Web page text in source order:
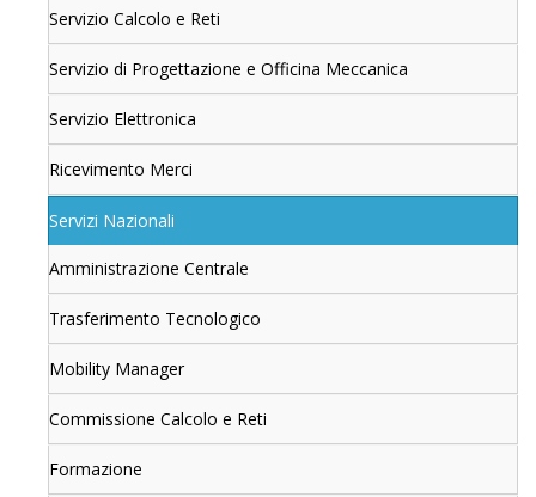
Servizio Calcolo e Reti
Servizio di Progettazione e Officina Meccanica
Servizio Elettronica
Ricevimento Merci
Servizi Nazionali
Amministrazione Centrale
Trasferimento Tecnologico
Mobility Manager
Commissione Calcolo e Reti
Formazione